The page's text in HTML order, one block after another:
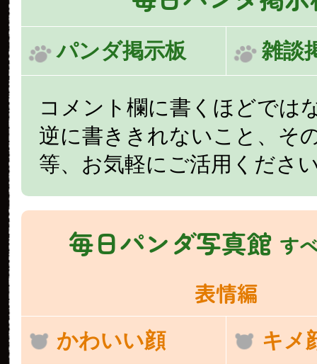
パンダ掲示板 雑談
コメント欄に書くほどでは
逆に書ききれないこと、そ
等、お気軽にご活用くださ
毎日パンダ写真館 す
表情編
かわいい顔 キメ